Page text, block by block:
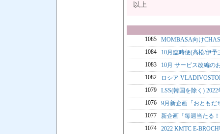
以上
1085
MOMBASA向け
1084
10月臨時便(高松/伊
1083
10月 サービス改編の
1082
ロシア
1079
LSS(韓国を除く)
1076
9月新企画「おともだ
1077
新企画「毎週当たる
1074
2022 KMTC E-